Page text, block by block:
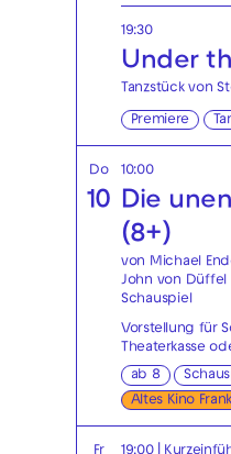
19:30
Under
Tanzstück von
Premiere
Do
10
10:00
Die
(8+)
von Michael
John von Düffel
Schauspiel
Vorstellung für
Theaterkasse
ab 8
Altes Kino